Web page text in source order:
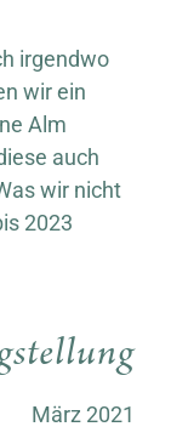
irgendwo
wir ein
Alm
auch
wir nicht
2023
März 2021